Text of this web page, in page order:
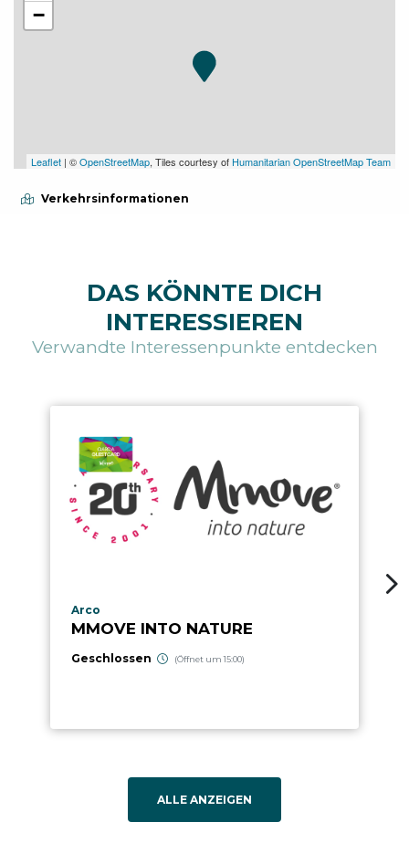
−
Leaflet | ©OpenStreetMap, Tiles courtesy of Humanitarian OpenStreetMap Team
Verkehrsinformationen
DAS KÖNNTE DICH
INTERESSIEREN
Verwandte Interessenpunkte entdecken
aria.poi_location_prefix
Arco
MMOVE INTO NATURE
Geschlossen (Öffnet um 15:00)
ALLE ANZEIGEN